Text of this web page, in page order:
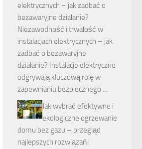
elektrycznych – jak zadbać o
bezawaryjne działanie?
Niezawodność i trwałość w
instalacjach elektrycznych – jak
zadbać o bezawaryjne
działanie? Instalacje elektryczne
odgrywają kluczową rolę w
zapewnianiu bezpiecznego …
Jak wybrać efektywne i
ekologiczne ogrzewanie
domu bez gazu – przegląd
najlepszych rozwiązań i